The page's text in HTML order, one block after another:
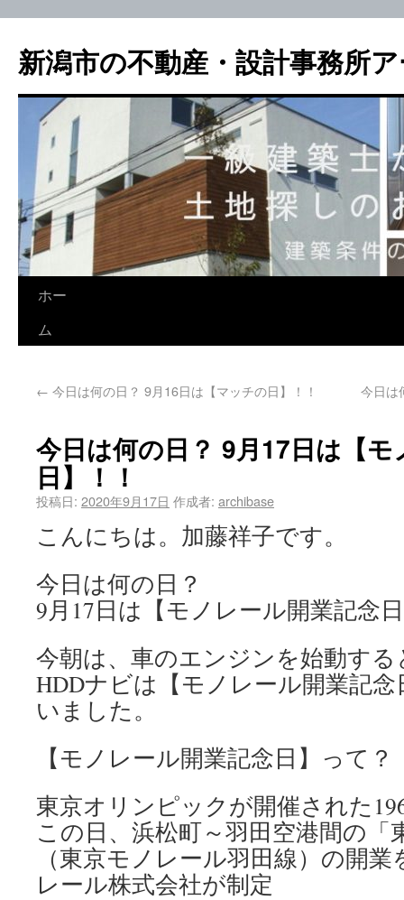
新潟市の不動産・設計事務所
ホー
ム
← 今日は何の日？ 9月16日は【マッチの日】！！ 今日は
今日は何の日？ 9月17日は【
日】！！
投稿日: 2020年9月17日 作成者: archibase
こんにちは。加藤祥子です。
今日は何の日？
9月17日は【モノレール開業記念
今朝は、車のエンジンを始動す
HDDナビは【モノレール開業記
いました。
【モノレール開業記念日】って？
東京オリンピックが開催された
この日、浜松町～羽田空港間の「
（東京モノレール羽田線）の開
レール株式会社が制定